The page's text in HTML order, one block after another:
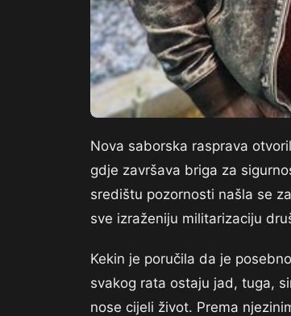
Nova saborska rasprava
gdje završava briga za
središtu pozornosti našla se
sve izraženiju militarizaciju
Kekin je poručila da je
svakog rata ostaju jad, tuga,
nose cijeli život. Prema